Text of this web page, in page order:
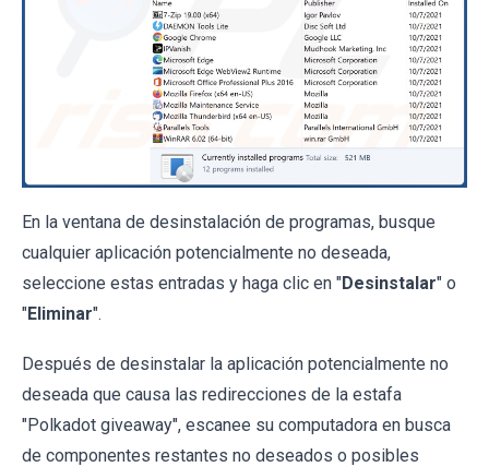
En la ventana de desinstalación de programas, busque
cualquier aplicación potencialmente no deseada,
seleccione estas entradas y haga clic en "Desinstalar" o
"Eliminar".
Después de desinstalar la aplicación potencialmente no
deseada que causa las redirecciones de la estafa
"Polkadot giveaway", escanee su computadora en busca
de componentes restantes no deseados o posibles